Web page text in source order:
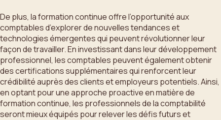
De plus, la formation continue offre l’opportunité aux
comptables d’explorer de nouvelles tendances et
technologies émergentes qui peuvent révolutionner leur
façon de travailler. En investissant dans leur développement
professionnel, les comptables peuvent également obtenir
des certifications supplémentaires qui renforcent leur
crédibilité auprès des clients et employeurs potentiels. Ainsi,
en optant pour une approche proactive en matière de
formation continue, les professionnels de la comptabilité
seront mieux équipés pour relever les défis futurs et